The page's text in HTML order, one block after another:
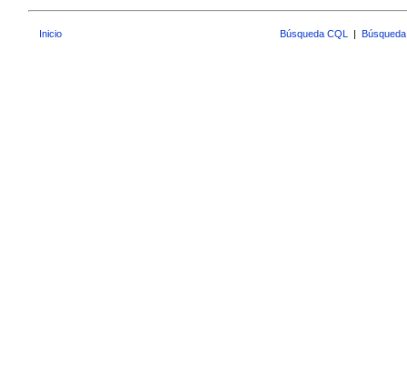
Inicio Búsqueda CQL